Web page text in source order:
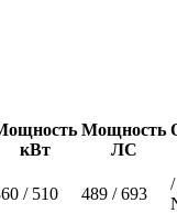
кВт
Мощность
ЛС
/ 510 489 / 693
/